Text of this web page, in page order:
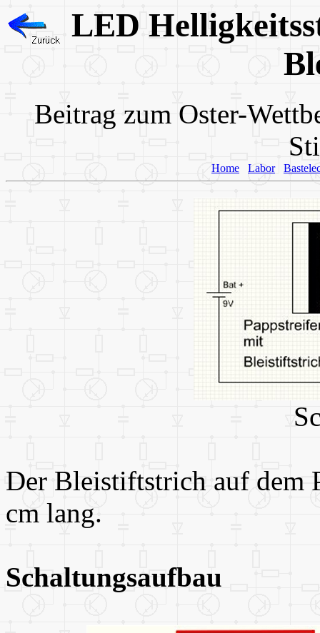
LED
Beitrag zum Oster-
Home Labor
Der Bleistiftstrich auf dem
cm lang.
Schaltungsaufbau